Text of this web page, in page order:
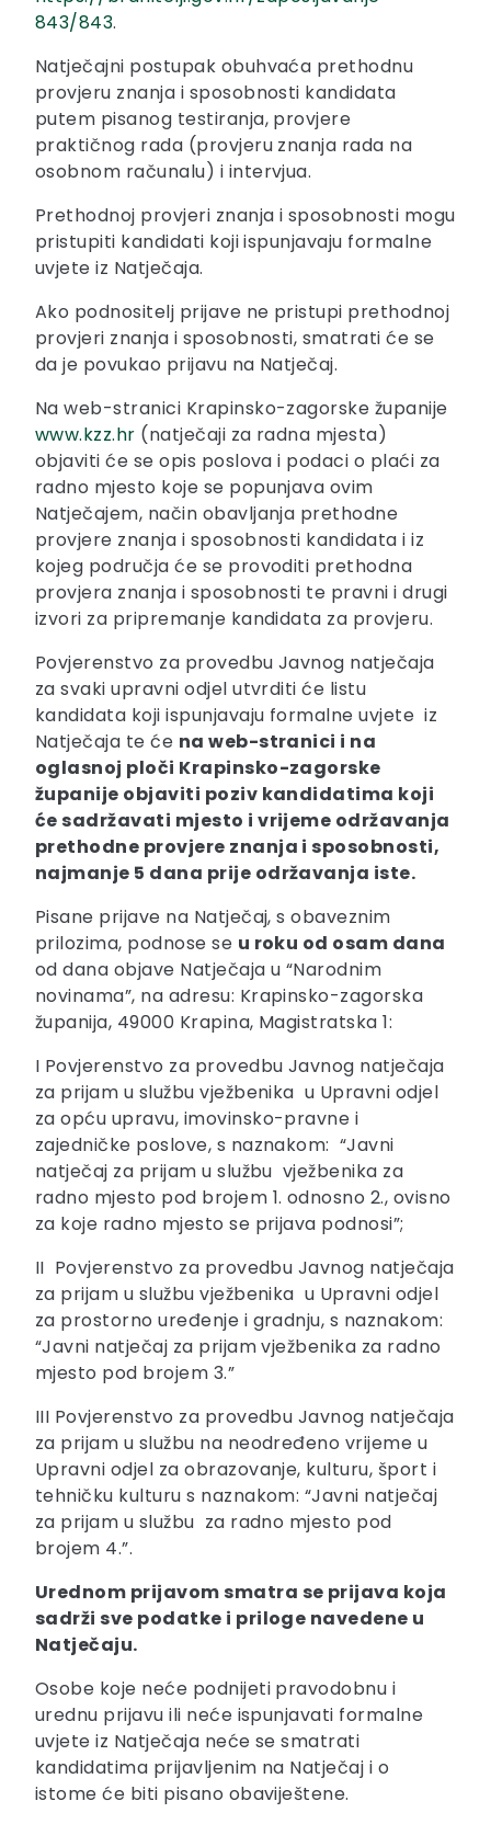
843/843.
Natječajni postupak obuhvaća prethodnu
provjeru znanja i sposobnosti kandidata
putem pisanog testiranja, provjere
praktičnog rada (provjeru znanja rada na
osobnom računalu) i intervjua.
Prethodnoj provjeri znanja i sposobnosti mogu
pristupiti kandidati koji ispunjavaju formalne
uvjete iz Natječaja.
Ako podnositelj prijave ne pristupi prethodnoj
provjeri znanja i sposobnosti, smatrati će se
da je povukao prijavu na Natječaj.
Na web-stranici Krapinsko-zagorske županije
www.kzz.hr (natječaji za radna mjesta)
objaviti će se opis poslova i podaci o plaći za
radno mjesto koje se popunjava ovim
Natječajem, način obavljanja prethodne
provjere znanja i sposobnosti kandidata i iz
kojeg područja će se provoditi prethodna
provjera znanja i sposobnosti te pravni i drugi
izvori za pripremanje kandidata za provjeru.
Povjerenstvo za provedbu Javnog natječaja
za svaki upravni odjel utvrditi će listu
kandidata koji ispunjavaju formalne uvjete iz
Natječaja te će na web-stranici i na
oglasnoj ploči Krapinsko-zagorske
županije objaviti poziv kandidatima koji
će sadržavati mjesto i vrijeme održavanja
prethodne provjere znanja i sposobnosti,
najmanje 5 dana prije održavanja iste.
Pisane prijave na Natječaj, s obaveznim
prilozima, podnose se u roku od osam dana
od dana objave Natječaja u “Narodnim
novinama”, na adresu: Krapinsko-zagorska
županija, 49000 Krapina, Magistratska 1:
I Povjerenstvo za provedbu Javnog natječaja
za prijam u službu vježbenika u Upravni odjel
za opću upravu, imovinsko-pravne i
zajedničke poslove, s naznakom: “Javni
natječaj za prijam u službu vježbenika za
radno mjesto pod brojem 1. odnosno 2., ovisno
za koje radno mjesto se prijava podnosi”;
II Povjerenstvo za provedbu Javnog natječaja
za prijam u službu vježbenika u Upravni odjel
za prostorno uređenje i gradnju, s naznakom:
“Javni natječaj za prijam vježbenika za radno
mjesto pod brojem 3.”
III Povjerenstvo za provedbu Javnog natječaja
za prijam u službu na neodređeno vrijeme u
Upravni odjel za obrazovanje, kulturu, šport i
tehničku kulturu s naznakom: “Javni natječaj
za prijam u službu za radno mjesto pod
brojem 4.”.
Urednom prijavom smatra se prijava koja
sadrži sve podatke i priloge navedene u
Natječaju.
Osobe koje neće podnijeti pravodobnu i
urednu prijavu ili neće ispunjavati formalne
uvjete iz Natječaja neće se smatrati
kandidatima prijavljenim na Natječaj i o
istome će biti pisano obaviještene.